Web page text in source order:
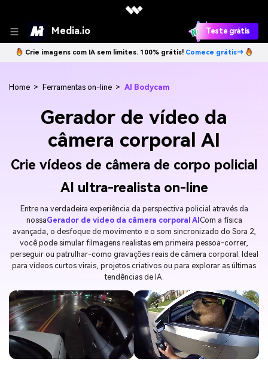
Media.io Teste grátis
Crie imagens com IA sem limites. 100% grátis! Comece grátis→
Home > Ferramentas on-line > AI Bodycam
Gerador de vídeo da
câmera corporal AI
Crie vídeos de câmera de corpo policial
AI ultra-realista on-line
Entre na verdadeira experiência da perspectiva policial através da
nossaGerador de vídeo da câmera corporal AI Com a física
avançada, o desfoque de movimento e o som sincronizado do Sora 2,
você pode simular filmagens realistas em primeira pessoa-correr,
perseguir ou patrulhar-como gravações reais de câmera corporal. Ideal
para vídeos curtos virais, projetos criativos ou para explorar as últimas
tendências de IA.